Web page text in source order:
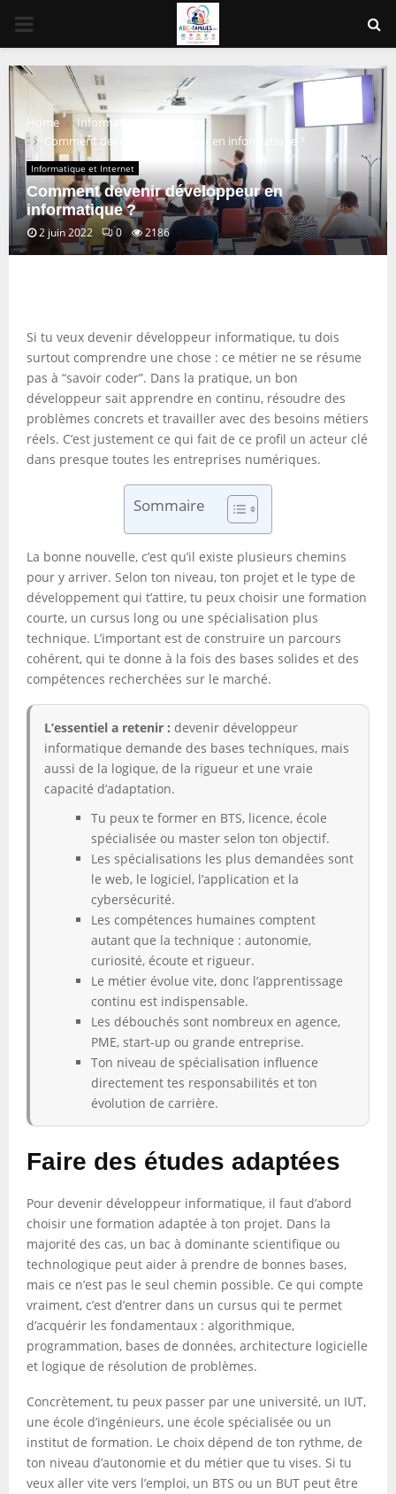
PRIMARY
MENU
Home
Informatique et Internet
Comment devenir développeur en informatique ?
Informatique et Internet
Comment devenir développeur en
informatique ?
2 juin 2022 0 2186
Si tu veux devenir développeur informatique, tu dois
surtout comprendre une chose : ce métier ne se résume
pas à “savoir coder”. Dans la pratique, un bon
développeur sait apprendre en continu, résoudre des
problèmes concrets et travailler avec des besoins métiers
réels. C’est justement ce qui fait de ce profil un acteur clé
dans presque toutes les entreprises numériques.
Sommaire
La bonne nouvelle, c’est qu’il existe plusieurs chemins
pour y arriver. Selon ton niveau, ton projet et le type de
développement qui t’attire, tu peux choisir une formation
courte, un cursus long ou une spécialisation plus
technique. L’important est de construire un parcours
cohérent, qui te donne à la fois des bases solides et des
compétences recherchées sur le marché.
L’essentiel a retenir : devenir développeur
informatique demande des bases techniques, mais
aussi de la logique, de la rigueur et une vraie
capacité d’adaptation.
Tu peux te former en BTS, licence, école
spécialisée ou master selon ton objectif.
Les spécialisations les plus demandées sont
le web, le logiciel, l’application et la
cybersécurité.
Les compétences humaines comptent
autant que la technique : autonomie,
curiosité, écoute et rigueur.
Le métier évolue vite, donc l’apprentissage
continu est indispensable.
Les débouchés sont nombreux en agence,
PME, start-up ou grande entreprise.
Ton niveau de spécialisation influence
directement tes responsabilités et ton
évolution de carrière.
Faire des études adaptées
Pour devenir développeur informatique, il faut d’abord
choisir une formation adaptée à ton projet. Dans la
majorité des cas, un bac à dominante scientifique ou
technologique peut aider à prendre de bonnes bases,
mais ce n’est pas le seul chemin possible. Ce qui compte
vraiment, c’est d’entrer dans un cursus qui te permet
d’acquérir les fondamentaux : algorithmique,
programmation, bases de données, architecture logicielle
et logique de résolution de problèmes.
Concrètement, tu peux passer par une université, un IUT,
une école d’ingénieurs, une école spécialisée ou un
institut de formation. Le choix dépend de ton rythme, de
ton niveau d’autonomie et du métier que tu vises. Si tu
veux aller vite vers l’emploi, un BTS ou un BUT peut être